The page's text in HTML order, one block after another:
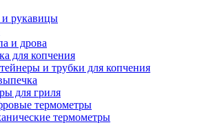
и рукавицы
и дрова
для копчения
и трубки для копчения
для гриля
термометры
термометры